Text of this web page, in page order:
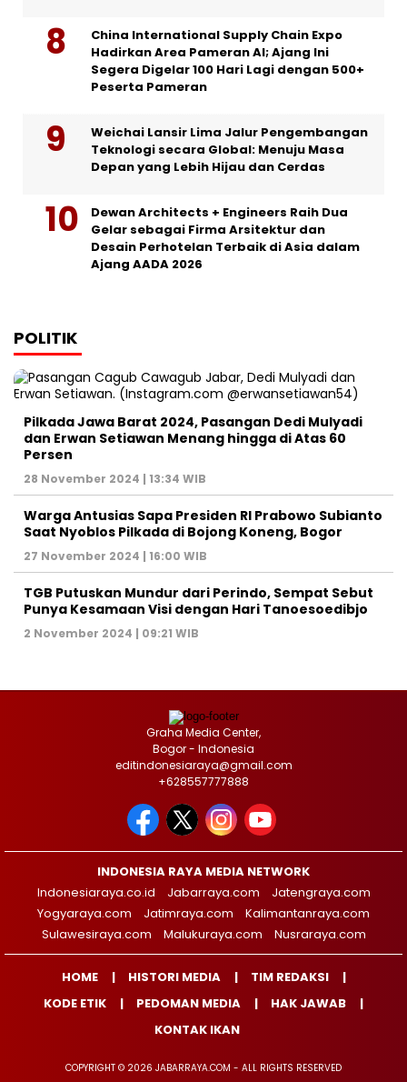
China International Supply Chain Expo
Hadirkan Area Pameran AI; Ajang Ini
Segera Digelar 100 Hari Lagi dengan 500+
Peserta Pameran
Weichai Lansir Lima Jalur Pengembangan
Teknologi secara Global: Menuju Masa
Depan yang Lebih Hijau dan Cerdas
Dewan Architects + Engineers Raih Dua
Gelar sebagai Firma Arsitektur dan
Desain Perhotelan Terbaik di Asia dalam
Ajang AADA 2026
POLITIK
Pilkada Jawa Barat 2024, Pasangan Dedi Mulyadi
dan Erwan Setiawan Menang hingga di Atas 60
Persen
28 November 2024 | 13:34 WIB
Warga Antusias Sapa Presiden RI Prabowo Subianto
Saat Nyoblos Pilkada di Bojong Koneng, Bogor
27 November 2024 | 16:00 WIB
TGB Putuskan Mundur dari Perindo, Sempat Sebut
Punya Kesamaan Visi dengan Hari Tanoesoedibjo
2 November 2024 | 09:21 WIB
Graha Media Center,
Bogor - Indonesia
editindonesiaraya@gmail.com
+628557777888
INDONESIA RAYA MEDIA NETWORK
Indonesiaraya.co.id
Jabarraya.com
Jatengraya.com
Yogyaraya.com
Jatimraya.com
Kalimantanraya.com
Sulawesiraya.com
Malukuraya.com Nusraraya.com
HOME HISTORI MEDIA
TIM REDAKSI
KODE ETIK
PEDOMAN MEDIA
HAK JAWAB
KONTAK IKAN
COPYRIGHT © 2026 JABARRAYA.COM - ALL RIGHTS RESERVED